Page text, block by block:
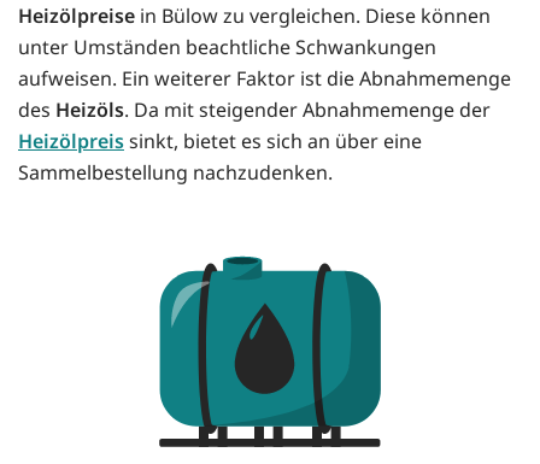
Heizölpreise in Bülow zu vergleichen. Diese können
unter Umständen beachtliche Schwankungen
aufweisen. Ein weiterer Faktor ist die Abnahmemenge
des Heizöls. Da mit steigender Abnahmemenge der
Heizölpreissinkt, bietet es sich an über eine
Sammelbestellung nachzudenken.